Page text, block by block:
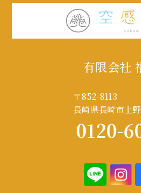
有限会社
〒852-8113
長崎県長崎市上
0120-